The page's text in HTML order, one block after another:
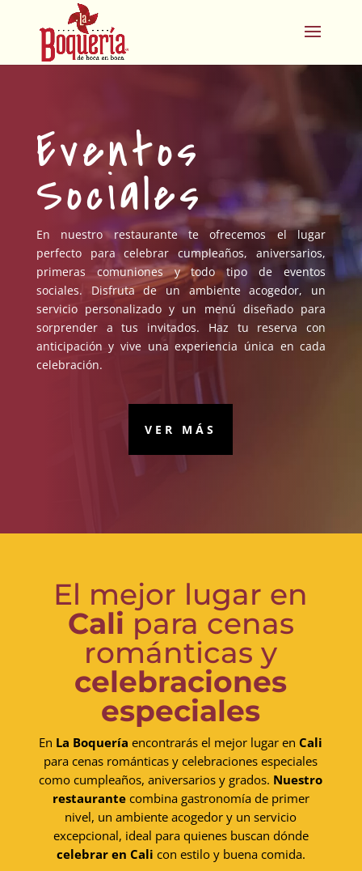
Eventos
Sociales
En nuestro restaurante te ofrecemos el lugar
perfecto para celebrar cumpleaños, aniversarios,
primeras comuniones y todo tipo de eventos
sociales. Disfruta de un ambiente acogedor, un
servicio personalizado y un menú diseñado para
sorprender a tus invitados. Haz tu reserva con
anticipación y vive una experiencia única en cada
celebración.
VER MÁS
El mejor lugar en
Cali para cenas
románticas y
celebraciones
especiales
En La Boquería encontrarás el mejor lugar enCali
para cenas románticas y celebraciones especiales
como cumpleaños, aniversarios y grados. Nuestro
restaurantecombina gastronomía de primer
nivel, un ambiente acogedor y un servicio
excepcional, ideal para quienes buscan dónde
celebrar en Cali con estilo y buena comida.